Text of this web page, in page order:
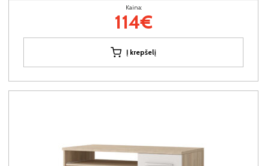
Kaina:
114€
Į krepšelį